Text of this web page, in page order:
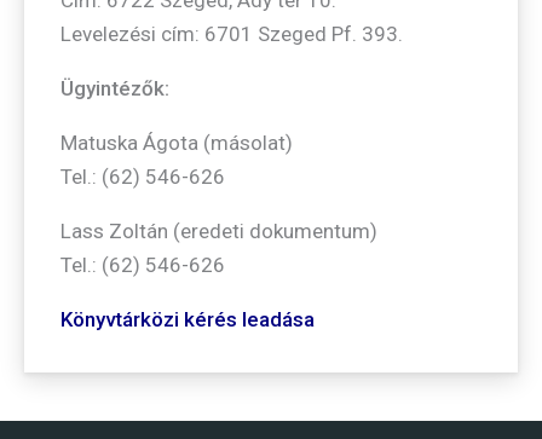
Levelezési cím: 6701 Szeged Pf. 393.
Ügyintézők:
Matuska Ágota (másolat)
Tel.: (62) 546-626
Lass Zoltán (eredeti dokumentum)
Tel.: (62) 546-626
Könyvtárközi kérés leadása